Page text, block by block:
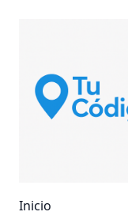
Inicio